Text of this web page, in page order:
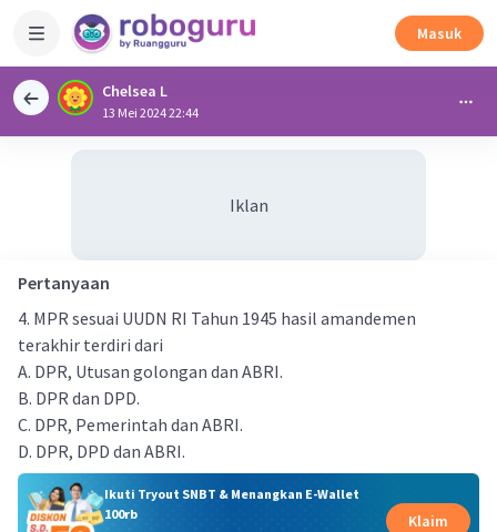
Masuk
Chelsea L
13 Mei 2024 22:44
Iklan
Pertanyaan
4. MPR sesuai UUDN RI Tahun 1945 hasil amandemen
terakhir terdiri dari
A. DPR, Utusan golongan dan ABRI.
B. DPR dan DPD.
C. DPR, Pemerintah dan ABRI.
D. DPR, DPD dan ABRI.
Ikuti Tryout SNBT & Menangkan E-Wallet
100rb
Klaim